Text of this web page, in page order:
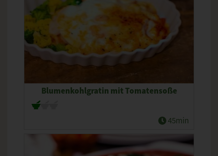
Blumenkohlgratin mit Tomatensoße
45min